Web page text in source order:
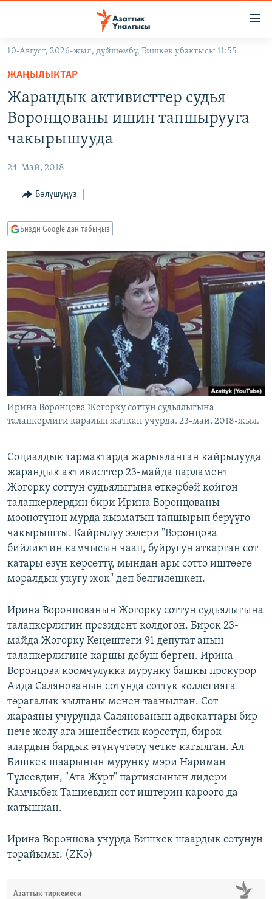
Навигацияга
өтүңүз
Издөөгө
салыңызКЫРГЫЗСТАН
МАДАНИЯТ
ДҮЙНӨ
УКРАИНА
ТВ ПРОГРАММАЛАР
БҮГҮН АЗАТТЫКТА
ДАНИСТЕ
ЭЖЕ-СИҢДИЛЕР
АЗАТТЫК+
ЫҢГАЙСЫЗ СУРООЛОР
ПОДКАСТ
Русский
ОНЛАЙН ШЕРИНЕ
ЭЕ/АРнун бардык сайттары
10-Август, 2026-жыл, дүйшөмбү, Бишкек убактысы 11:55
ЖАҢЫЛЫКТАР
Жарандык активисттер судья
Воронцованы ишин тапшырууга
чакырышууда
24-Май, 2018
Бөлүшүңүз
Бизди Google'дан табыңыз
Ирина Воронцова Жогорку соттун судьялыгына
талапкерлиги каралып жаткан учурда. 23-май, 2018-жыл.
Социалдык тармактарда жарыяланган кайрылууда
жарандык активисттер 23-майда парламент
Жогорку соттун судьялыгына өткөрбөй койгон
талапкерлердин бири Ирина Воронцованы
мөөнөтүнөн мурда кызматын тапшырып берүүгө
чакырышты. Кайрылуу ээлери "Воронцова
бийликтин камчысын чаап, буйругун аткарган сот
катары өзүн көрсөттү, мындан ары сотто иштөөгө
моралдык укугу жок" деп белгилешкен.
Ирина Воронцованын Жогорку соттун судьялыгына
талапкерлигин президент колдогон. Бирок 23-
майда Жогорку Кеңештеги 91 депутат анын
талапкерлигине каршы добуш берген. Ирина
Воронцова коомчулукка мурунку башкы прокурор
Аида Салянованын сотунда соттук коллегияга
төрагалык кылганы менен таанылган. Сот
жараяны учурунда Салянованын адвокаттары бир
нече жолу ага ишенбестик көрсөтүп, бирок
алардын бардык өтүнүчтөрү четке кагылган. Ал
Бишкек шаарынын мурунку мэри Нариман
Түлеевдин, "Ата Журт" партиясынын лидери
Камчыбек Ташиевдин сот иштерин кароого да
катышкан.
Ирина Воронцова учурда Бишкек шаардык сотунун
төрайымы. (ZKo)
Азаттык тиркемеси